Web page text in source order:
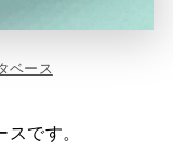
ベース
です。